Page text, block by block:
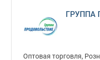
ГРУППА
Оптовая торговля,